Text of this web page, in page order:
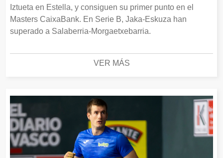
Iztueta en Estella, y consiguen su primer punto en el
Masters CaixaBank. En Serie B, Jaka-Eskuza han
superado a Salaberria-Morgaetxebarria.
VER MÁS